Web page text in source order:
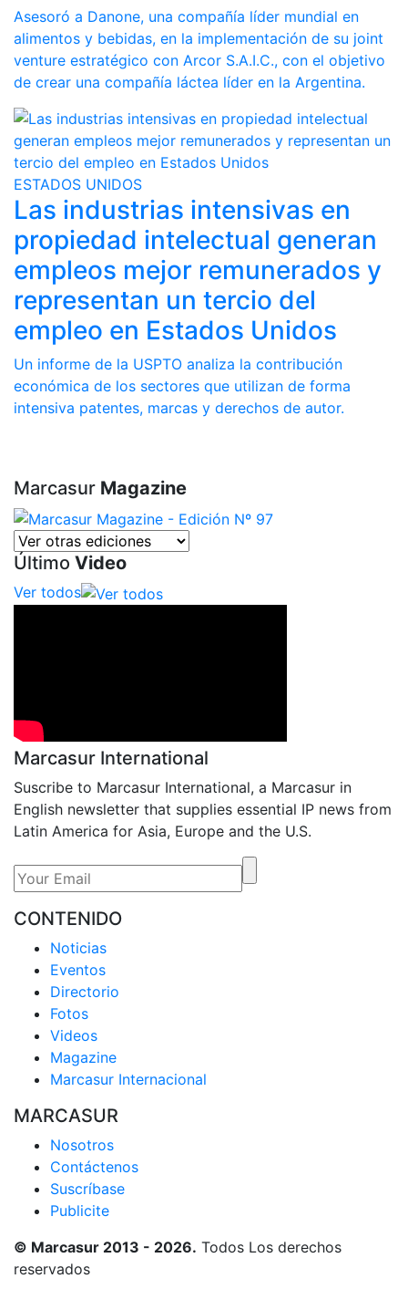
Asesoró a Danone, una compañía líder mundial en
alimentos y bebidas, en la implementación de su joint
venture estratégico con Arcor S.A.I.C., con el objetivo
de crear una compañía láctea líder en la Argentina.
ESTADOS UNIDOS
Las industrias intensivas en
propiedad intelectual generan
empleos mejor remunerados y
representan un tercio del
empleo en Estados Unidos
Un informe de la USPTO analiza la contribución
económica de los sectores que utilizan de forma
intensiva patentes, marcas y derechos de autor.
Marcasur Magazine
Último Video
Ver todos
Marcasur International
Suscribe to Marcasur International, a Marcasur in
English newsletter that supplies essential IP news from
Latin America for Asia, Europe and the U.S.
CONTENIDO
Noticias
Eventos
Directorio
Fotos
Videos
Magazine
Marcasur Internacional
MARCASUR
Nosotros
Contáctenos
Suscríbase
Publicite
© Marcasur 2013 - 2026. Todos Los derechos
reservados